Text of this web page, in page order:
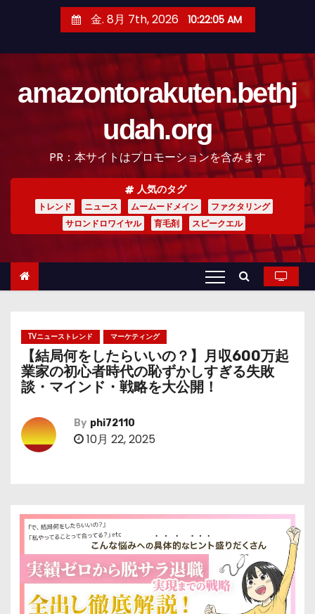
金. 8月 7th, 2026 10:22:06 AM
amazontorakuten.bethj
udah.org
PR：本サイトはプロモーションを含みます
人気のタグ
トレンド ニュース ムームードメイン
ファクタリング
サロンドロワイヤル
育毛剤 スピークエル
TVニューストレンド マーケティング
【結局何をしたらいいの？】月収600万起
業家の初心者時代の恥ずかしすぎる失敗
談・マインド・戦略を大公開！
By phi72110
10月 22, 2025